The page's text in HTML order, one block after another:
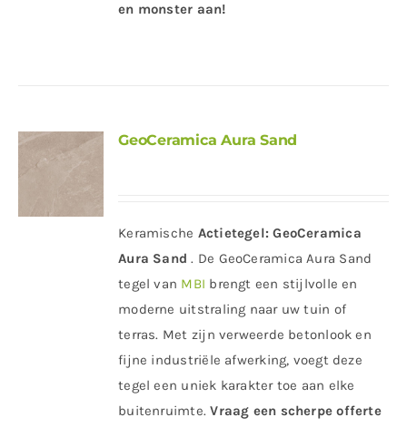
en monster aan!
GeoCeramica Aura Sand
Keramische Actietegel: GeoCeramica
Aura Sand. De GeoCeramica Aura Sand
tegel van MBI brengt een stijlvolle en
moderne uitstraling naar uw tuin of
terras. Met zijn verweerde betonlook en
fijne industriële afwerking, voegt deze
tegel een uniek karakter toe aan elke
buitenruimte.Vraag een scherpe offerte